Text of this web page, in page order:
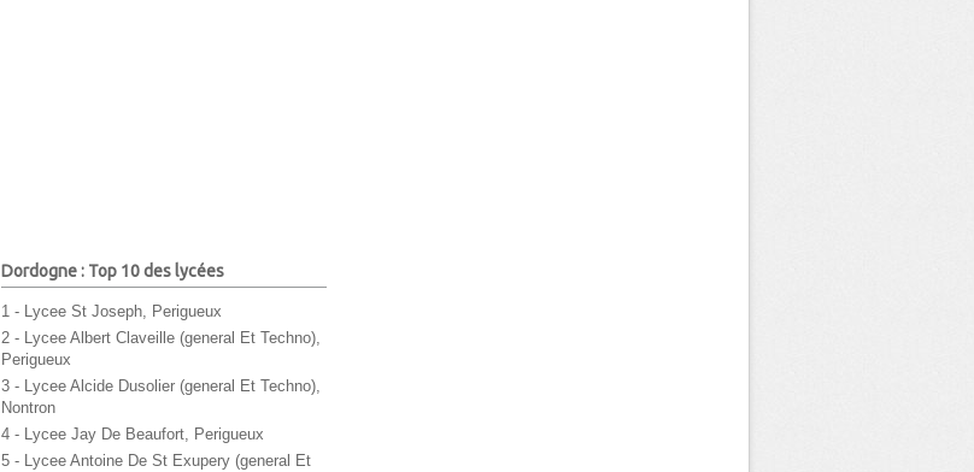
Dordogne : Top 10 des lycées
1 - Lycee St Joseph, Perigueux
2 - Lycee Albert Claveille (general Et Techno),
Perigueux
3 - Lycee Alcide Dusolier (general Et Techno),
Nontron
4 - Lycee Jay De Beaufort, Perigueux
5 - Lycee Antoine De St Exupery (general Et